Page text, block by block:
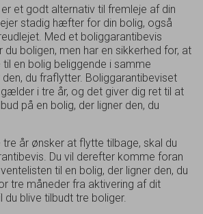
et godt alternativ til fremleje af din
stadig hæfter for din bolig, også
Med et boliggarantibevis
boligen, men har en sikkerhed for, at
en bolig beliggende i samme
du fraflytter. Boliggarantibeviset
i tre år, og det giver dig ret til at
på en bolig, der ligner den, du
tre år ønsker at flytte tilbage, skal du
Du vil derefter komme foran
til en bolig, der ligner den, du
tre måneder fra aktivering af dit
du blive tilbudt tre boliger.